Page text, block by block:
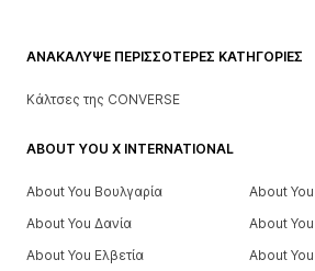
ΑΝΑΚΆΛΥΨΕ ΠΕΡΙΣΣΌΤΕΡΕΣ ΚΑΤΗΓΟΡΊΕΣ
Κάλτσες της CONVERSE
ABOUT YOU X INTERNATIONAL
About You Βουλγαρία
About
About You Δανία
About
About You Ελβετία
About